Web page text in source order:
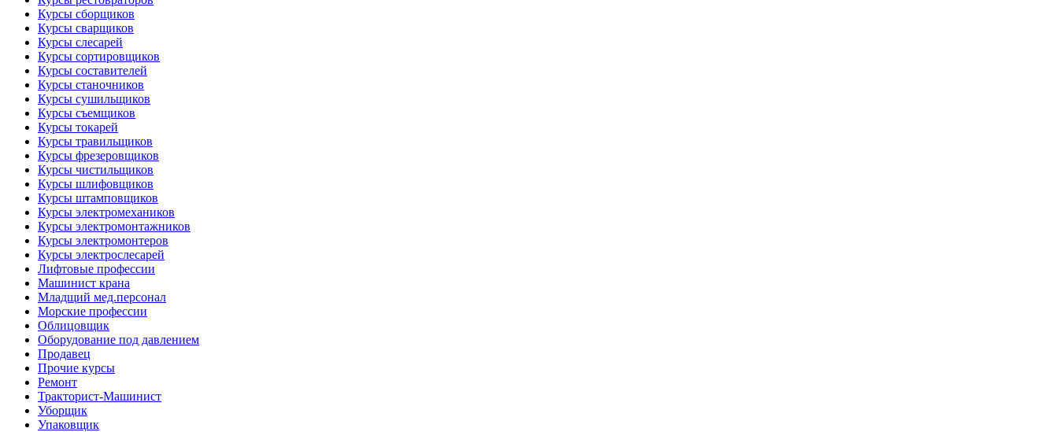
Курсы сборщиков
Курсы сварщиков
Курсы слесарей
Курсы сортировщиков
Курсы составителей
Курсы станочников
Курсы сушильщиков
Курсы съемщиков
Курсы токарей
Курсы травильщиков
Курсы фрезеровщиков
Курсы чистильщиков
Курсы шлифовщиков
Курсы штамповщиков
Курсы электромехаников
Курсы электромонтажников
Курсы электромонтеров
Курсы электрослесарей
Лифтовые профессии
Машинист крана
Младщий мед.персонал
Морские профессии
Облицовщик
Оборудование под давлением
Продавец
Прочие курсы
Ремонт
Тракторист-Машинист
Уборщик
Упаковщик